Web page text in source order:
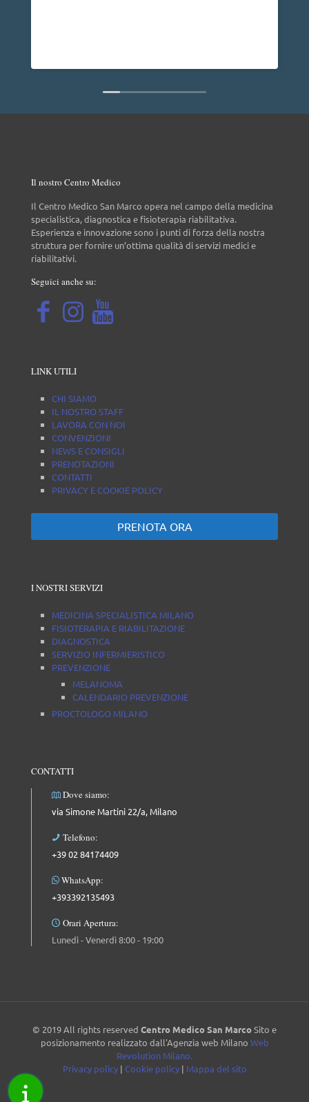
Il nostro Centro Medico
Il Centro Medico San Marco opera nel campo della medicina
specialistica, diagnostica e fisioterapia riabilitativa.
Esperienza e innovazione sono i punti di forza della nostra
struttura per fornire un’ottima qualità di servizi medici e
riabilitativi.
Seguici anche su:
LINK UTILI
CHI SIAMO
IL NOSTRO STAFF
LAVORA CON NOI
CONVENZIONI
NEWS E CONSIGLI
PRENOTAZIONI
CONTATTI
PRIVACY E COOKIE POLICY
PRENOTA ORA
I NOSTRI SERVIZI
MEDICINA SPECIALISTICA MILANO
FISIOTERAPIA E RIABILITAZIONE
DIAGNOSTICA
SERVIZIO INFERMIERISTICO
PREVENZIONE
MELANOMA
CALENDARIO PREVENZIONE
PROCTOLOGO MILANO
CONTATTI
Dove siamo:
via Simone Martini 22/a, Milano
Telefono:
+39 02 84174409
WhatsApp:
+393392135493
Orari Apertura:
Lunedì - Venerdì 8:00 - 19:00
© 2019 All rights reserved Centro Medico San MarcoSito e
posizionamento realizzato dall'Agenzia web Milano Web
Revolution Milano.
Privacy policy| Cookie policy| Mappa del sito